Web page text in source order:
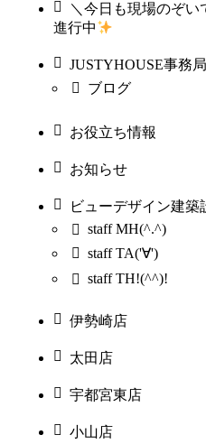
＼今日も現場のぞい
進行中
JUSTYHOUSE事務局
ブログ
お役立ち情報
お知らせ
ビューデザイン建築
staff MH(^.^)
staff TA('∀')
staff TH!(^^)!
伊勢崎店
太田店
宇都宮東店
小山店